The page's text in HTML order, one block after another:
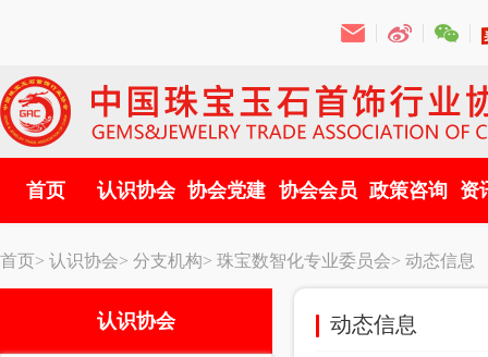
首页 认识协会 协会党建 协会会员 政策咨询 资
首页> 认识协会> 分支机构> 珠宝数智化专业委员会> 动态信息
认识协会 动态信息